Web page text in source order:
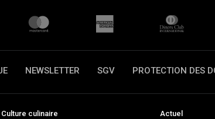
NEWSLETTER SGV PROTECTION DES
Culture culinaire Actuel